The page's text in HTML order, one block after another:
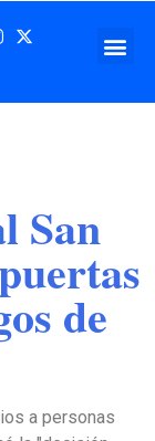
San
de
a personas